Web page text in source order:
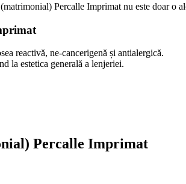
Percalle Imprimat nu este doar o
reactivă, ne-cancerigenă și antialergică.
la estetica generală a lenjeriei.
Percalle Imprimat